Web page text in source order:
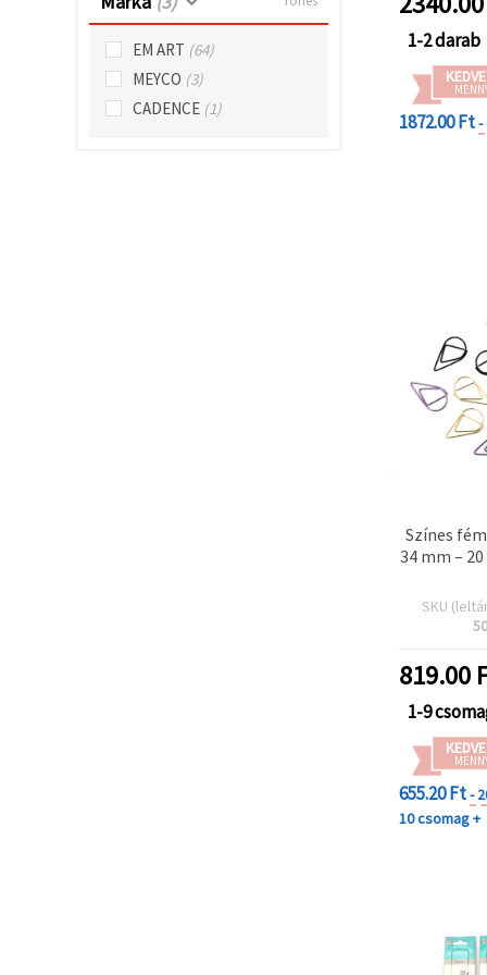
EM ART (64)
MEYCO (3)
CADENCE (1)
1-2 darab
1872.00 Ft-
Színes
34 mm –
SKU
819.00
1-9
655.20 Ft-
10 csomag +